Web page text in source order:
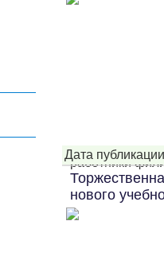
работники
Дата
нового